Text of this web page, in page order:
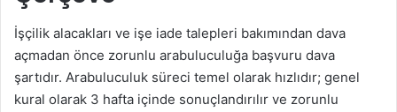
İşçilik alacakları ve işe iade talepleri bakımından dava
açmadan önce zorunlu arabuluculuğa başvuru dava
şartıdır. Arabuluculuk süreci temel olarak hızlıdır; genel
kural olarak 3 hafta içinde sonuçlandırılır ve zorunlu